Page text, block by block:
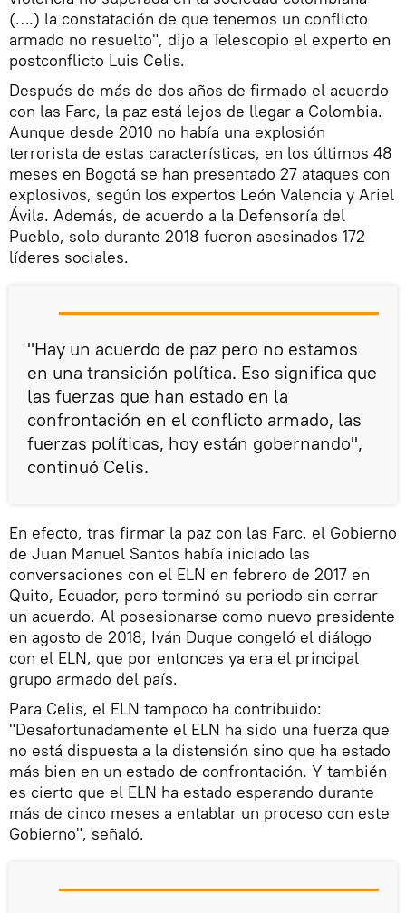
(….) la constatación de que tenemos un conflicto
armado no resuelto", dijo a Telescopio el experto en
postconflicto Luis Celis.
Después de más de dos años de firmado el acuerdo
con las Farc, la paz está lejos de llegar a Colombia.
Aunque desde 2010 no había una explosión
terrorista de estas características, en los últimos 48
meses en Bogotá se han presentado 27 ataques con
explosivos, según los expertos León Valencia y Ariel
Ávila. Además, de acuerdo a la Defensoría del
Pueblo, solo durante 2018 fueron asesinados 172
líderes sociales.
"Hay un acuerdo de paz pero no estamos
en una transición política. Eso significa que
las fuerzas que han estado en la
confrontación en el conflicto armado, las
fuerzas políticas, hoy están gobernando",
continuó Celis.
En efecto, tras firmar la paz con las Farc, el Gobierno
de Juan Manuel Santos había iniciado las
conversaciones con el ELN en febrero de 2017 en
Quito, Ecuador, pero terminó su periodo sin cerrar
un acuerdo. Al posesionarse como nuevo presidente
en agosto de 2018, Iván Duque congeló el diálogo
con el ELN, que por entonces ya era el principal
grupo armado del país.
Para Celis, el ELN tampoco ha contribuido:
"Desafortunadamente el ELN ha sido una fuerza que
no está dispuesta a la distensión sino que ha estado
más bien en un estado de confrontación. Y también
es cierto que el ELN ha estado esperando durante
más de cinco meses a entablar un proceso con este
Gobierno", señaló.